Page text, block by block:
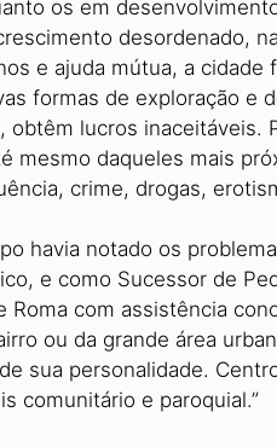
os em
desordenado,
e ajuda mútua, a cidade
formas de exploração e
obtêm lucros inaceitáveis.
mesmo daqueles mais
crime, drogas,
havia notado os
e como Sucessor de
com assistência
ou da grande área
sua personalidade.
comunitário e paroquial.”